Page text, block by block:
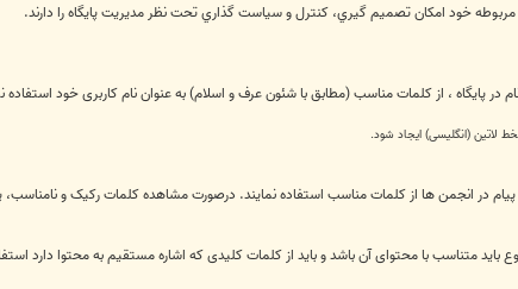
خود امکان تصميم گيري، کنترل و سياست گذاري تحت نظر مديريت پايگاه را دارند.
نام در پایگاه ، از کلمات مناسب (مطابق با شئون عرف و اسلام) به عنوان نام کاربری خود
لاتین (انگلیسی) ایجاد شود.
پیام در انجمن ها از کلمات مناسب استفاده نمایند. درصورت مشاهده کلمات رکیک و
باید متناسب با محتوای آن باشد و باید از کلمات کلیدی که اشاره مستقیم به محتوا دارد